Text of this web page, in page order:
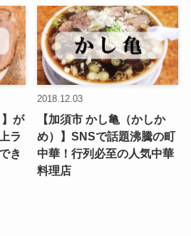
】が
ラ
き
2018.12.03
【加須市 かし亀（かしか
め）】SNSで話題沸騰の町
中華！行列必至の人気中華
料理店